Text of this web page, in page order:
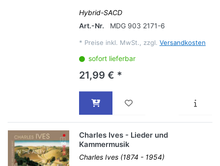
Hybrid-SACD
Art.-Nr.
MDG 903 2171-6
* Preise inkl. MwSt., zzgl. Versandkosten
sofort lieferbar
21,99 € *
Charles Ives - Lieder und
Kammermusik
Charles Ives (1874 - 1954)